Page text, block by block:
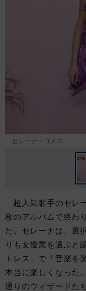
セレーナ・ゴメス
超人気歌手のセレ
枚のアルバムで終わ
た。セレーナは、選
りも女優業を選ぶと
トレス」で「音楽を
本当に楽しくなった
通りのウィザードた